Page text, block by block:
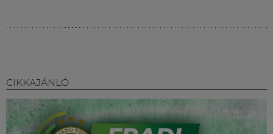
CIKKAJÁNLÓ